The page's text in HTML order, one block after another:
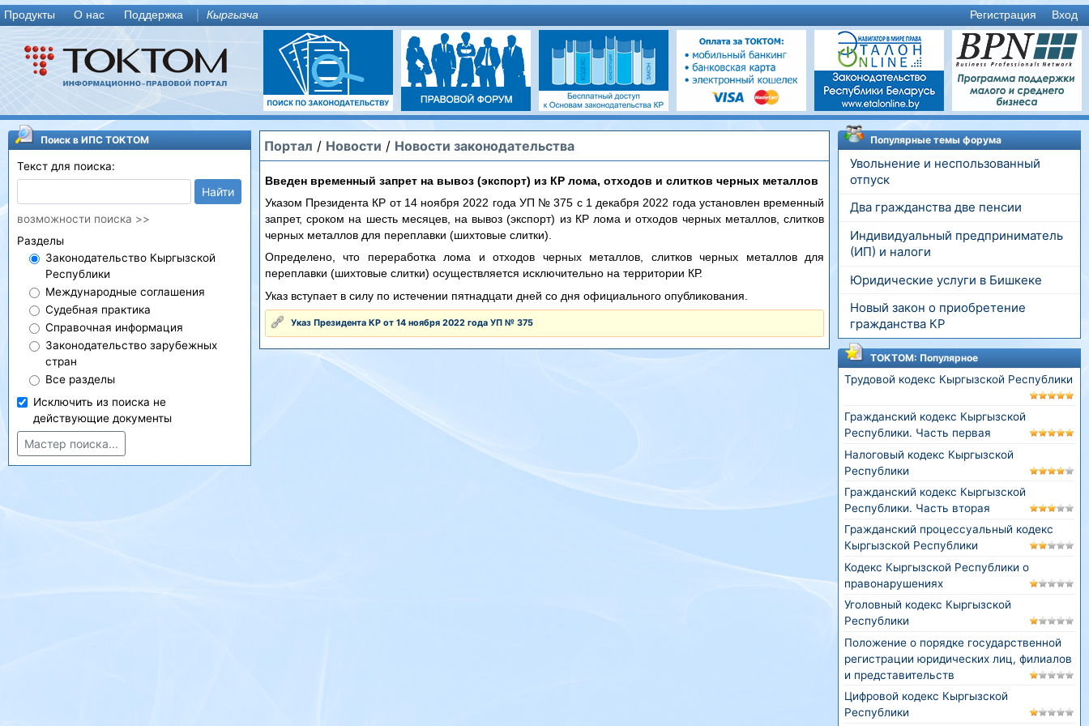
Продукты О нас Поддержка Кыргызча Вход
Регистрация
Поиск в ИПС ТОКТОМ
Текст для поиска:
Найти
возможности поиска >>
Разделы
Законодательство Кыргызской
Республики
Международные соглашения
Судебная практика
Справочная информация
Законодательство зарубежных
стран
Все разделы
Исключить из поиска не
действующие документы
Мастер поиска...
Популярные темы форума
Увольнение и неспользованный
отпуск
Два гражданства две пенсии
Индивидуальный предприниматель
(ИП) и налоги
Юридические услуги в Бишкеке
Новый закон о приобретение
гражданства КР
ТОКТОМ: Популярное
Трудовой кодекс Кыргызской Республики
Гражданский кодекс Кыргызской
Республики. Часть первая
Налоговый кодекс Кыргызской
Республики
Гражданский кодекс Кыргызской
Республики. Часть вторая
Гражданский процессуальный кодекс
Кыргызской Республики
Кодекс Кыргызской Республики о
правонарушениях
Уголовный кодекс Кыргызской
Республики
Положение о порядке государственной
регистрации юридических лиц, филиалов
и представительств
Цифровой кодекс Кыргызской
Республики
Портал / Новости / Новости законодательства
Введен временный запрет на вывоз (экспорт) из КР лома, отходов и слитков черных металлов
Указом Президента КР от 14 ноября 2022 года УП № 375 с 1 декабря 2022 года установлен временный
запрет, сроком на шесть месяцев, на вывоз (экспорт) из КР лома и отходов черных металлов, слитков
черных металлов для переплавки (шихтовые слитки).
Определено, что переработка лома и отходов черных металлов, слитков черных металлов для
переплавки (шихтовые слитки) осуществляется исключительно на территории КР.
Указ вступает в силу по истечении пятнадцати дней со дня официального опубликования.
Указ Президента КР от 14 ноября 2022 года УП № 375